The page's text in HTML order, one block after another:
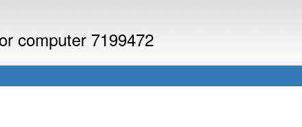
computer 7199472